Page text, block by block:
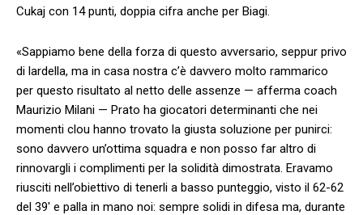
Cukaj con 14 punti, doppia cifra anche per Biagi.
«Sappiamo bene della forza di questo avversario, seppur privo
di lardella, ma in casa nostra c’è davvero molto rammarico
per questo risultato al netto delle assenze — afferma coach
Maurizio Milani — Prato ha giocatori determinanti che nei
momenti clou hanno trovato la giusta soluzione per punirci:
sono davvero un’ottima squadra e non posso far altro di
rinnovargli i complimenti per la solidità dimostrata. Eravamo
riusciti nell’obiettivo di tenerli a basso punteggio, visto il 62-62
del 39′ e palla in mano noi: sempre solidi in difesa ma, durante